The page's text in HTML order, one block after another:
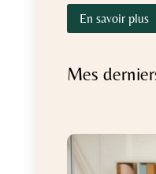
En savoir plus
Mes